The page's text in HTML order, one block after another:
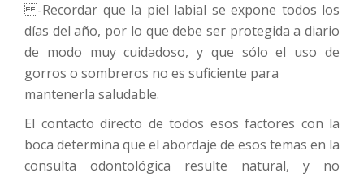
-Recordar que la piel labial se expone todos los
días del año, por lo que debe ser protegida a diario
de modo muy cuidadoso, y que sólo el uso de
gorros o sombreros no es suficiente para
mantenerla saludable.
El contacto directo de todos esos factores con la
boca determina que el abordaje de esos temas en la
consulta odontológica resulte natural, y no